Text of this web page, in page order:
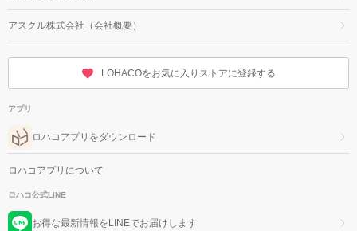
アスクル株式会社（会社概要）
LOHACOをお気に入りストアに登録する
アプリ
ロハコアプリをダウンロード
ロハコアプリについて
ロハコ公式LINE
お得な最新情報をLINEでお届けします